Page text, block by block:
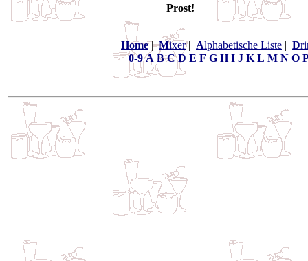
Prost!
Home|Mixer| Alphabetische Liste | D
0-9 A B C D E F G H I J K L M N O